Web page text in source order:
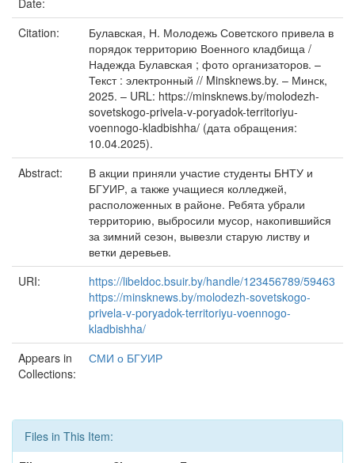
Date:
Citation:
Булавская, Н. Молодежь Советского привела в
порядок территорию Военного кладбища /
Надежда Булавская ; фото организаторов. –
Текст : электронный // Minsknews.by. – Минск,
2025. – URL: https://minsknews.by/molodezh-
sovetskogo-privela-v-poryadok-territoriyu-
voennogo-kladbishha/ (дата обращения:
10.04.2025).
Abstract:
В акции приняли участие студенты БНТУ и
БГУИР, а также учащиеся колледжей,
расположенных в районе. Ребята убрали
территорию, выбросили мусор, накопившийся
за зимний сезон, вывезли старую листву и
ветки деревьев.
URI:
https://libeldoc.bsuir.by/handle/123456789/59463
https://minsknews.by/molodezh-sovetskogo-
privela-v-poryadok-territoriyu-voennogo-
kladbishha/
Appears in
Collections:
СМИ о БГУИР
Files in This Item: